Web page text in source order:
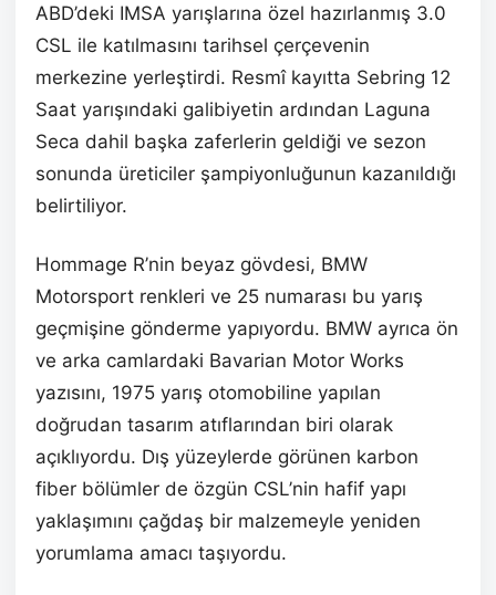
ABD’deki IMSA yarışlarına özel hazırlanmış 3.0
CSL ile katılmasını tarihsel çerçevenin
merkezine yerleştirdi. Resmî kayıtta Sebring 12
Saat yarışındaki galibiyetin ardından Laguna
Seca dahil başka zaferlerin geldiği ve sezon
sonunda üreticiler şampiyonluğunun kazanıldığı
belirtiliyor.
Hommage R’nin beyaz gövdesi, BMW
Motorsport renkleri ve 25 numarası bu yarış
geçmişine gönderme yapıyordu. BMW ayrıca ön
ve arka camlardaki Bavarian Motor Works
yazısını, 1975 yarış otomobiline yapılan
doğrudan tasarım atıflarından biri olarak
açıklıyordu. Dış yüzeylerde görünen karbon
fiber bölümler de özgün CSL’nin hafif yapı
yaklaşımını çağdaş bir malzemeyle yeniden
yorumlama amacı taşıyordu.